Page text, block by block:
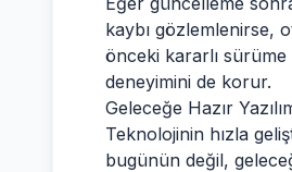
kaybı gözlemlenirse,
önceki kararlı sürüme
deneyimini de korur.
Geleceğe Hazır
Teknolojinin hızla
bugünün değil,